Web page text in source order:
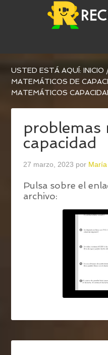
USTED ESTÁ AQUÍ:INICIO
MATEMÁTICOS DE
MATEMÁTICOS
problemas
capacidad
27 marzo, 2023 por María
Pulsa sobre el
archivo: